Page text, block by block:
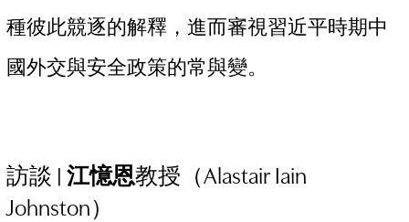
種彼此競逐的解釋，進而審視習近平時期中
國外交與安全政策的常與變。
訪談 |江憶恩教授（Alastair Iain
Johnston）